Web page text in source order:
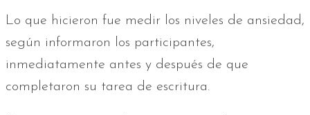
Lo que hicieron fue medir los niveles de ansiedad,
según informaron los participantes,
inmediatamente antes y después de que
completaron su tarea de escritura.